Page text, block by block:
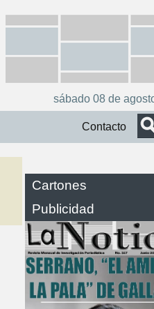
sábado 08 de
Contacto
Cartones
Publicidad